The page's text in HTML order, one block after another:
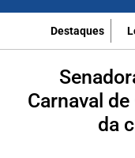
Destaques
Carnaval
da